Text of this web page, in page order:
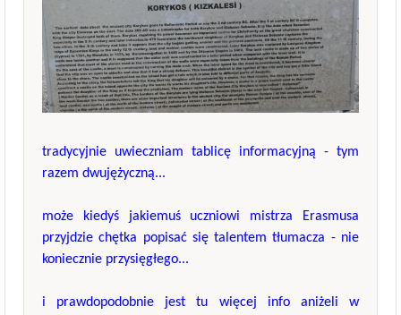
tradycyjnie uwieczniam tablicę informacyjną - tym
razem dwujężyczną...
może kiedyś jakiemuś uczniowi mistrza Erasmusa
przyjdzie chętka popisać się talentem tłumacza - nie
koniecznie przysięgłego...
i prawdopodobnie jest tu więcej info aniżeli w